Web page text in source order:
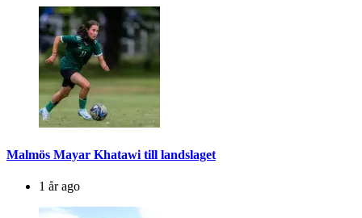
Malmös Mayar Khatawi till landslaget
1 år ago